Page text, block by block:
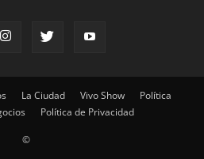
La Ciudad Vivo Show
Política
Política de Privacidad
©